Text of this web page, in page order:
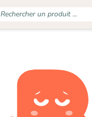
Rechercher un produit ...